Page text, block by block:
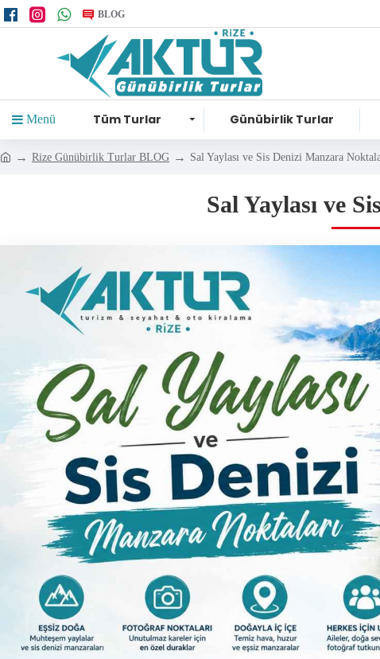
BLOG
Menü Tüm Turlar Günübirlik Turlar
Rize Günübirlik Turlar BLOG Sal Yaylası ve Sis Denizi Manzara
Sal Yaylası ve